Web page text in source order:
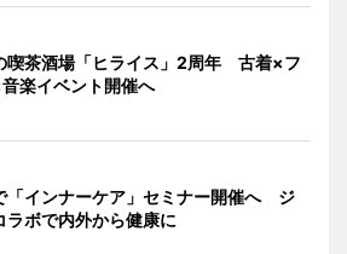
喫茶酒場「ヒライス」2周年 古着×フ
楽イベント開催へ
「インナーケア」セミナー開催へ ジ
ラボで内外から健康に